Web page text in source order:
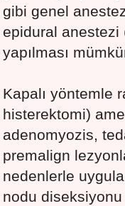
gibi genel
epidural anestezi
yapılması
Kapalı yöntemle
histerektomi)
adenomyozis,
premalign
nedenlerle
nodu